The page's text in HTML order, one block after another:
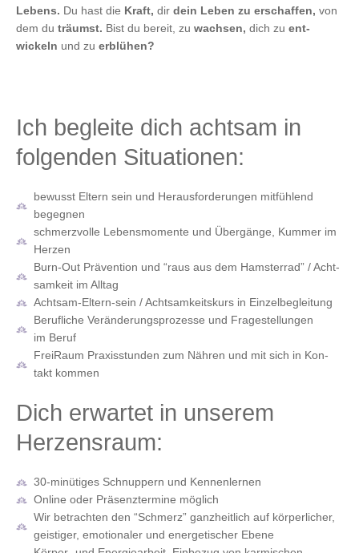
Lebens. Du hast die Kraft, dir dein Leben zu erschaf­fen, von
dem du träumst. Bist du bereit, zu wach­sen, dich zu ent-
wickeln und zu erblü­hen?
Ich begleite dich achtsam in
folgenden Situationen:
bewusst Eltern sein und Her­aus­for­de­run­gen mit­füh­lend
begegnen
schmerz­vol­le Lebens­mo­men­te und Über­gän­ge, Kum­mer im
Herzen
Burn-Out Prä­ven­ti­on und “raus aus dem Hams­ter­rad” / Acht­
sam­keit im Alltag
Acht­sam-Eltern-sein / Acht­sam­keits­kurs in Einzelbegleitung
Beruf­li­che Ver­än­de­rungs­pro­zes­se und Fra­ge­stel­lun­gen
im Beruf
Frei­Raum Pra­xis­stun­den zum Näh­ren und mit sich in Kon­
takt kommen
Dich erwartet in unserem
Herzensraum:
30-minü­ti­ges Schnup­pern und Kennenlernen
Online oder Prä­senz­ter­mi­ne möglich
Wir betrach­ten den “Schmerz” ganz­heit­lich auf kör­per­li­cher,
geis­ti­ger, emo­tio­na­ler und ener­ge­ti­scher Ebene